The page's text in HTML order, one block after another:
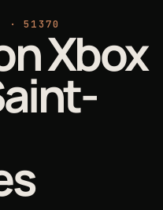
· 51370Xbox